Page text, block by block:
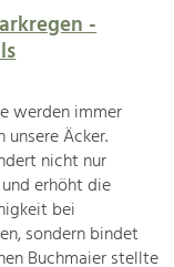
-
werden immer
Äcker.
nicht nur
erhöht die
bei
sondern bindet
Buchmaier stellte